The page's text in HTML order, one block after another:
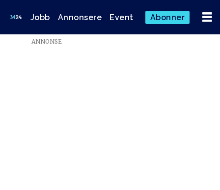
Jobb Annonsere Event Abonner
ANNONSE